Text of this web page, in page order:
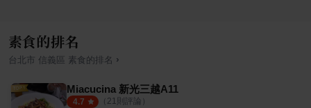
素食的排名
台北市 信義區 素食的排名 ›
Miacucina 新光三越A11
4.7 （ 21則評論）